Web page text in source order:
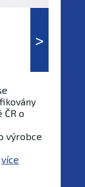
o
výrobce
více